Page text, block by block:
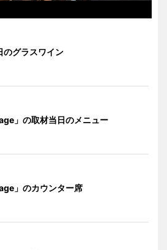
のグラスワイン
」の取材当日のメニュー
」のカウンター席